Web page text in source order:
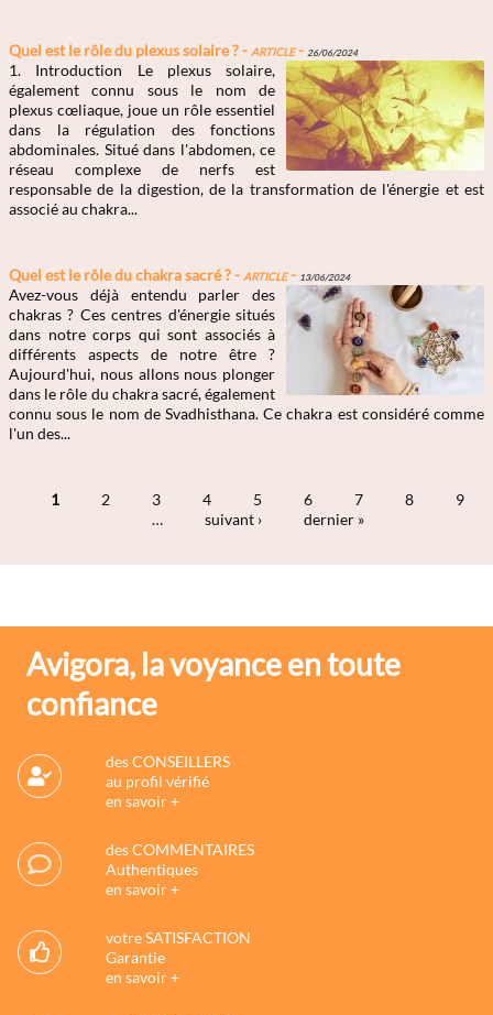
Quel est le rôle du plexus solaire ? -Article- 26/06/2024
1. Introduction Le plexus solaire,
également connu sous le nom de
plexus cœliaque, joue un rôle essentiel
dans la régulation des fonctions
abdominales. Situé dans l'abdomen, ce
réseau complexe de nerfs est
responsable de la digestion, de la transformation de l'énergie et est
associé au chakra...
Quel est le rôle du chakra sacré ? -Article- 13/06/2024
Avez-vous déjà entendu parler des
chakras ? Ces centres d'énergie situés
dans notre corps qui sont associés à
différents aspects de notre être ?
Aujourd'hui, nous allons nous plonger
dans le rôle du chakra sacré, également
connu sous le nom de Svadhisthana. Ce chakra est considéré comme
l'un des...
1 2 3 4 5 6 7 8
9
…
suivant › dernier »
Avigora, la voyance en toute
confiance
des CONSEILLERS
au profil vérifié
en savoir +
des COMMENTAIRES
Authentiques
en savoir +
votre SATISFACTION
Garantie
en savoir +